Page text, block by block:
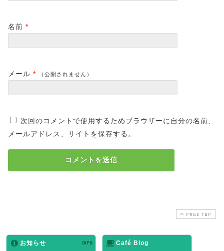
名前 *
メール * （公開されません）
次回のコメントで使用するためブラウザーに自分の名前、
メールアドレス、サイトを保存する。
PAGE TOP
お知らせ INFO Café Blog